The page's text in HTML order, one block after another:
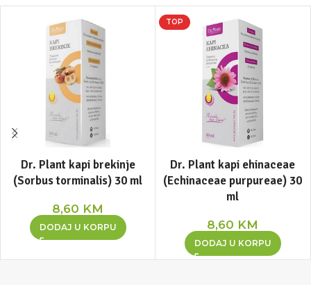
Dr. Plant kapi brekinje
(Sorbus torminalis) 30 ml
8,60 KM
DODAJ U KORPU
TOP
Dr. Plant kapi ehinaceae
(Echinaceae purpureae) 30
ml
8,60 KM
DODAJ U KORPU